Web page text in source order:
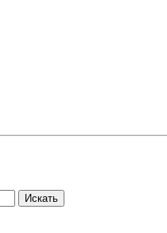
Искать